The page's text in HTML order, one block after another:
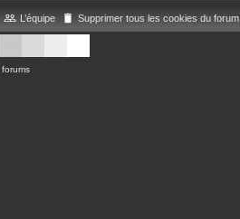
Supprimer tous les cookies du forum
L’équipe
forums